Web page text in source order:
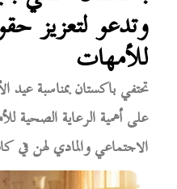
وتدعو لتعزيز
للأمهات
تحتفي باكستان بمناسبة عيد
على أهمية الرعاية الصحية
الاجتماعي والمادي لهن في